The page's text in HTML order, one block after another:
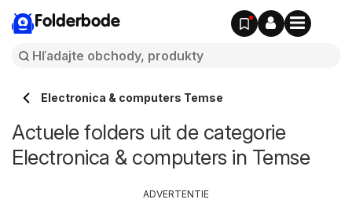
Folderbode
Electronica & computers Temse
Actuele folders uit de categorie
Electronica & computers in Temse
ADVERTENTIE